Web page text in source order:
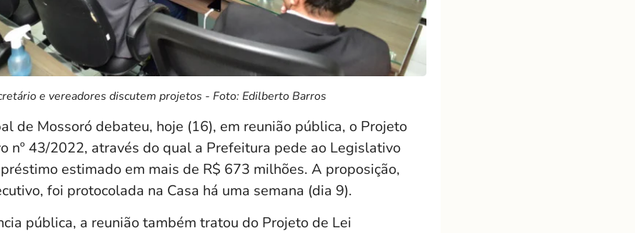
e vereadores discutem projetos - Foto: Edilberto Barros
de Mossoró debateu, hoje (16), em reunião pública, o Projeto
nº 43/2022, através do qual a Prefeitura pede ao Legislativo
estimado em mais de R$ 673 milhões. A proposição,
foi protocolada na Casa há uma semana (dia 9).
pública, a reunião também tratou do Projeto de Lei